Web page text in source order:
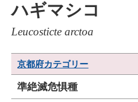
ハギマシコ
Leucosticte arctoa
京都府カテゴリー
準絶滅危惧種